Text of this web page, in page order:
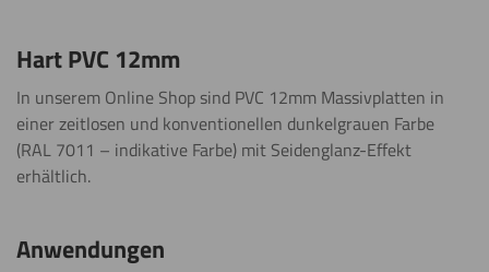
Hart PVC 12mm
In unserem Online Shop sind PVC 12mm Massivplatten in
einer zeitlosen und konventionellen dunkelgrauen Farbe
(RAL 7011 – indikative Farbe) mit Seidenglanz-Effekt
erhältlich.
Anwendungen